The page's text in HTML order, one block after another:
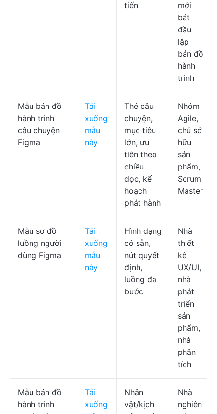
tiến
mới
bắt
đầu
lập
bản đồ
hành
trình
Mẫu bản đồ
hành trình
câu chuyện
Figma
Tải
xuống
mẫu
này
Thẻ câu
chuyện,
mục tiêu
lớn, ưu
tiên theo
chiều
dọc, kế
hoạch
phát hành
Nhóm
Agile,
chủ sở
hữu
sản
phẩm,
Scrum
Master
Mẫu sơ đồ
luồng người
dùng Figma
Tải
xuống
mẫu
này
Hình dạng
có sẵn,
nút quyết
định,
luồng đa
bước
Nhà
thiết
kế
UX/UI,
nhà
phát
triển
sản
phẩm,
nhà
phân
tích
Mẫu bản đồ
hành trình
Tải
xuống
Nhân
vật/kịch
Nhà
nghiên